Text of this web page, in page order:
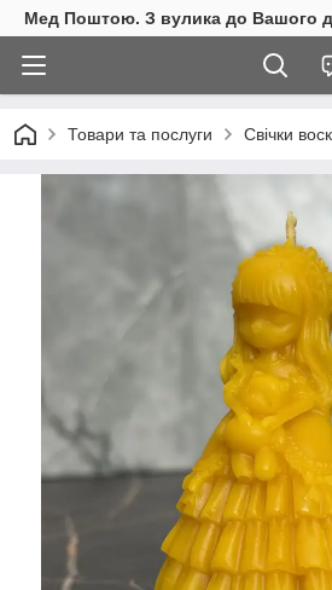
Мед Поштою. З вулика до Вашого
Товари та послуги Свічки